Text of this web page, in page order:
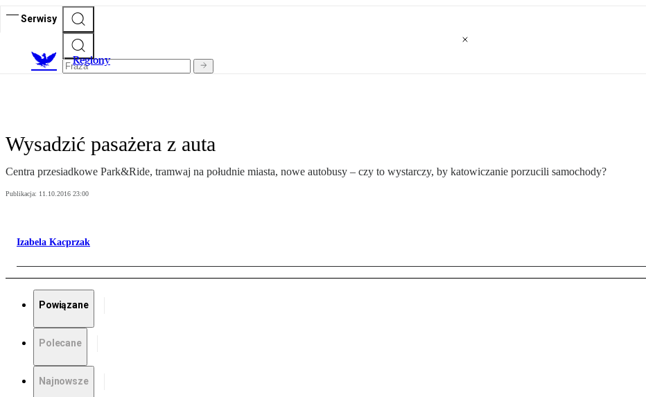
Serwisy
Regiony
Wysadzić pasażera z auta
Centra przesiadkowe Park&Ride, tramwaj na południe miasta, nowe autobusy – czy to wystarczy, by katowiczanie porzucili samochody?
Publikacja: 11.10.2016 23:00
Izabela Kacprzak
Powiązane
Polecane
Najnowsze